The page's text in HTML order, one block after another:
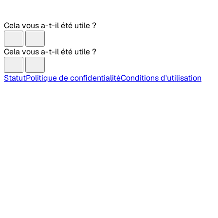
Cela vous a-t-il été utile ?
Cela vous a-t-il été utile ?
StatutPolitique de confidentialitéConditions d'utilisation